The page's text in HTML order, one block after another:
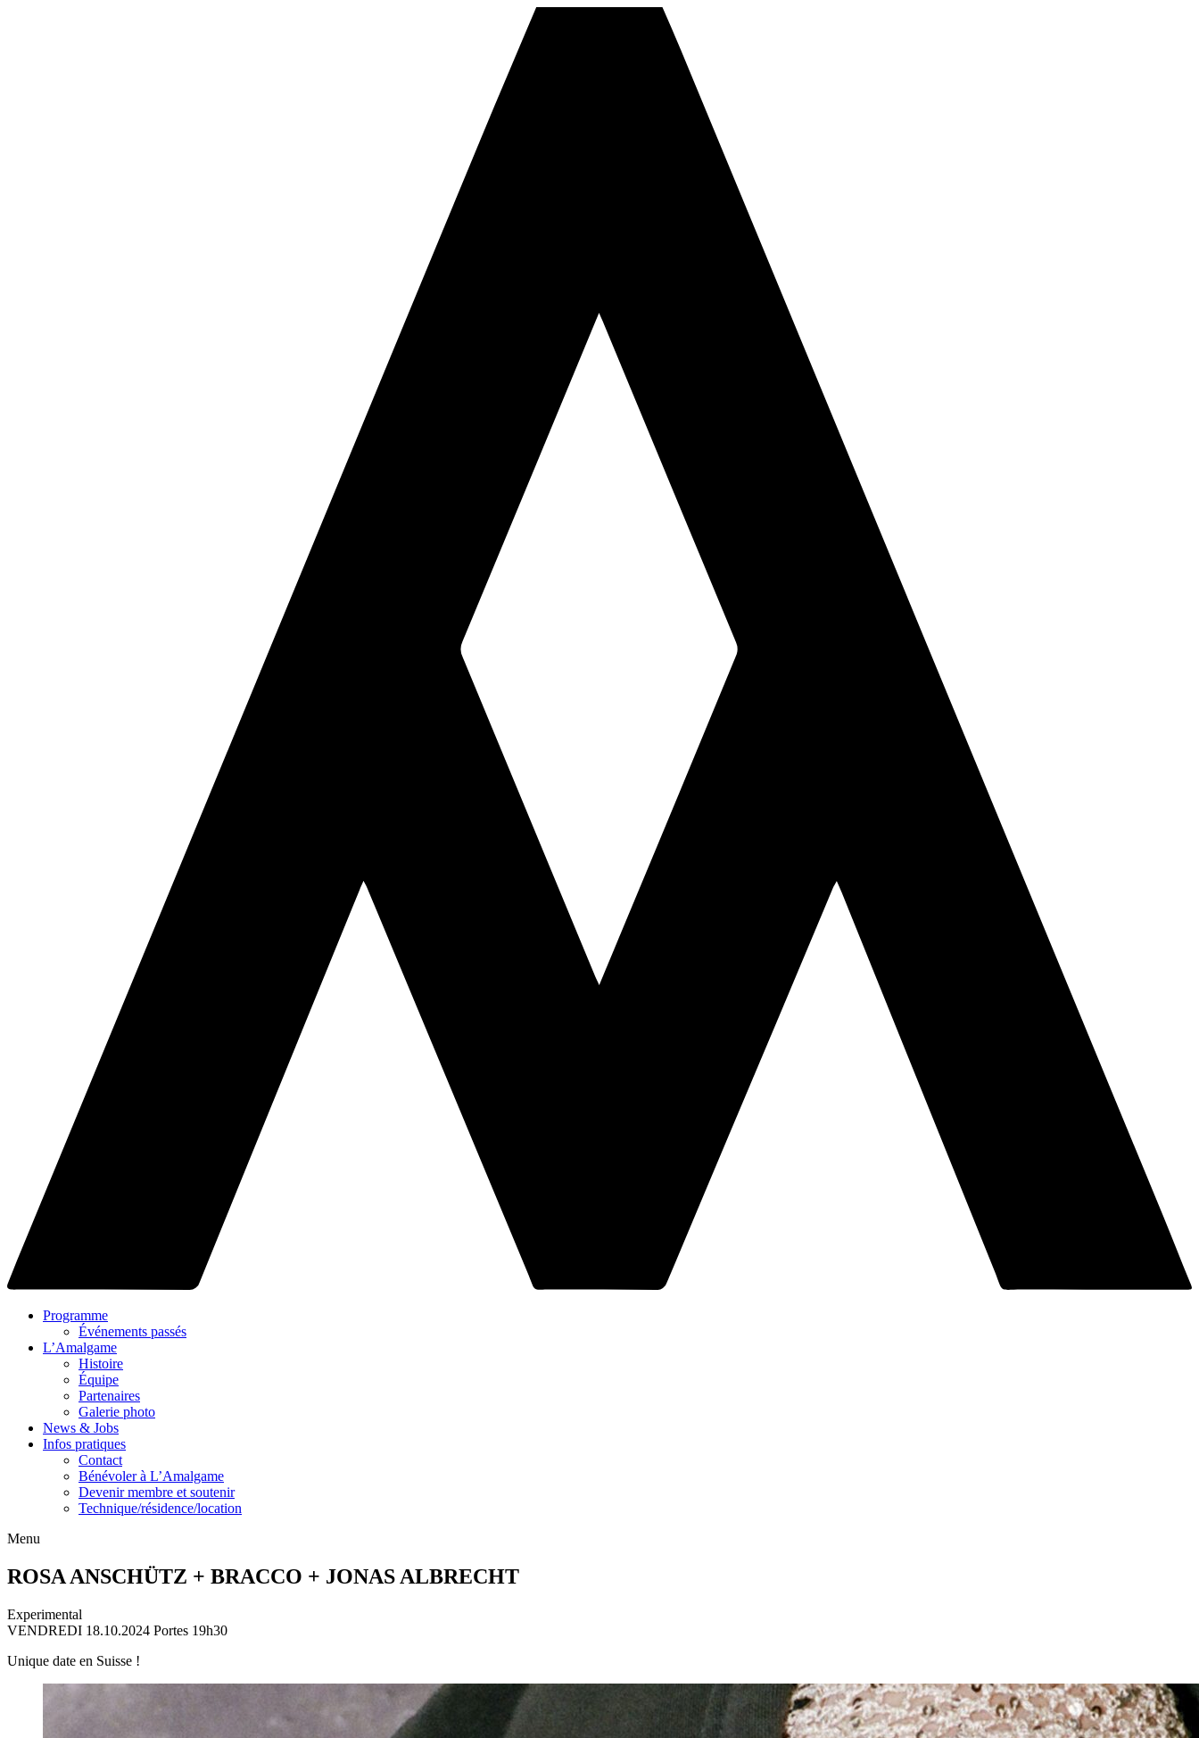
Programme
Événements passés
L’Amalgame
Histoire
Équipe
Partenaires
Galerie photo
News & Jobs
Infos pratiques
Contact
Bénévoler à L’Amalgame
Devenir membre et soutenir
Technique/résidence/location
Menu
ROSA ANSCHÜTZ + BRACCO + JONAS ALBRECHT
Experimental
VENDREDI 18.10.2024 Portes 19h30
Unique date en Suisse !